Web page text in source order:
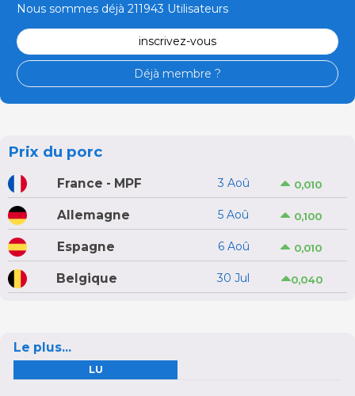
Nous sommes déjà 211943 Utilisateurs
inscrivez-vous
Déjà membre ?
Prix du porc
France - MPF 3 Aoû 0,010
Allemagne 5 Aoû 0,100
Espagne 6 Aoû 0,010
Belgique 30 Jul 0,040
Le plus...
LU